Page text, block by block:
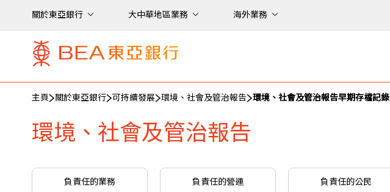
關於東亞銀行 大中華地區業務 海外業務
主頁 關於東亞銀行 可持續發展 環境、社會及管治報告 環境、社會及管治報告早期存檔記錄
環境、社會及管治報告
負責任的業務 負責任的營運 負責任的公民